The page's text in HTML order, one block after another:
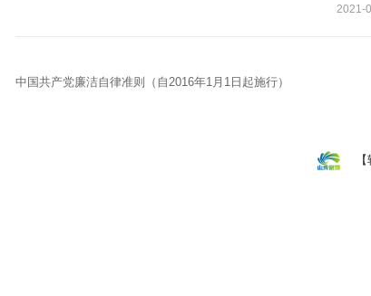
2021-
中国共产党廉洁自律准则（自2016年1月1日起施行）